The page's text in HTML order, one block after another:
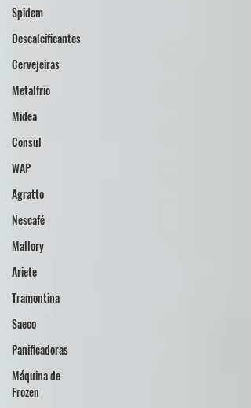
Spidem
Descalcificantes
Cervejeiras
Metalfrio
Midea
Consul
WAP
Agratto
Nescafé
Mallory
Ariete
Tramontina
Saeco
Panificadoras
Máquina de
Frozen